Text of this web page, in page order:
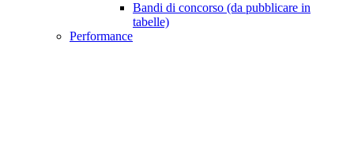
Bandi di concorso (da pubblicare in
tabelle)
Performance